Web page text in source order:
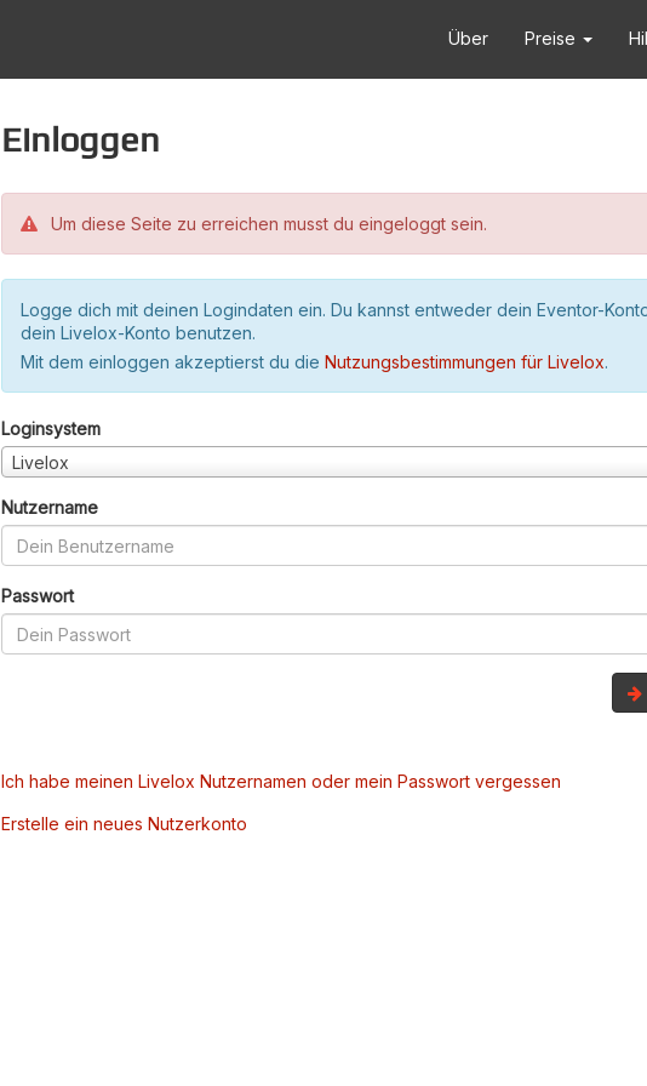
Über Preise
Einloggen
Um diese Seite zu erreichen musst du eingeloggt sein.
Logge dich mit deinen Logindaten ein. Du kannst entweder dein Eventor-
dein Livelox-Konto benutzen.
Mit dem einloggen akzeptierst du die Nutzungsbestimmungen für Livelox.
Loginsystem
Livelox
Nutzername
Passwort
Ich habe meinen Livelox Nutzernamen oder mein Passwort vergessen
Erstelle ein neues Nutzerkonto